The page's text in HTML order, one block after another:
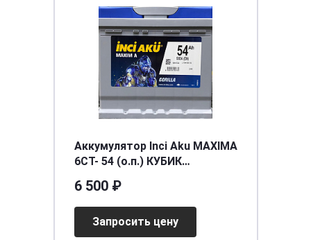
Аккумулятор Inci Aku MAXIMA
6СТ- 54 (о.п.) КУБИК
6 500 ₽
Запросить цену